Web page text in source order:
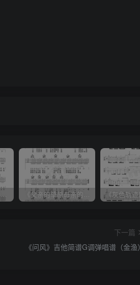
《天际》吉他简谱G调弹唱谱（姜玉阳） 《父亲的草原母亲的河》吉他简谱C调弹唱谱（腾格尔）
下一篇
《问风》吉他简谱G调弹唱谱（金渔）